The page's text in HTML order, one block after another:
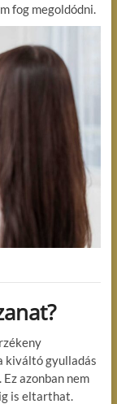
fog megoldódni.
kiváltó gyulladás
azonban nem
is eltarthat.